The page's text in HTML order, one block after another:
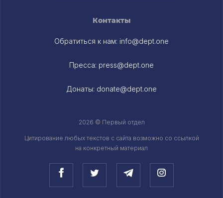
Контакты
Обратиться к нам: info@dept.one
Пресса: press@dept.one
Донаты: donate@dept.one
2026 © Первый отдел
Цитирование любых текстов c сайта возможно со ссылкой
на конкретный материал